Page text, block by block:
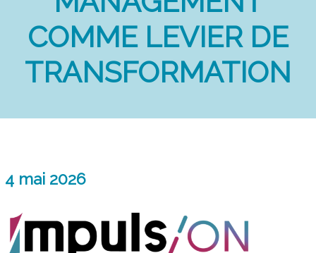
COMME LEVIER DE
TRANSFORMATION
4 mai 2026